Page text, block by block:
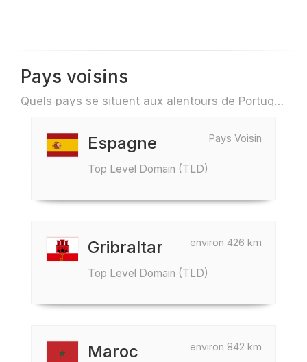
Pays voisins
Quels pays se situent aux alentours de Portugal par exemple pour des voyage ou des vols
Pays Voisin
Espagne
Top Level Domain (TLD)
environ 426 km
Gribraltar
Top Level Domain (TLD)
environ 842 km
Maroc